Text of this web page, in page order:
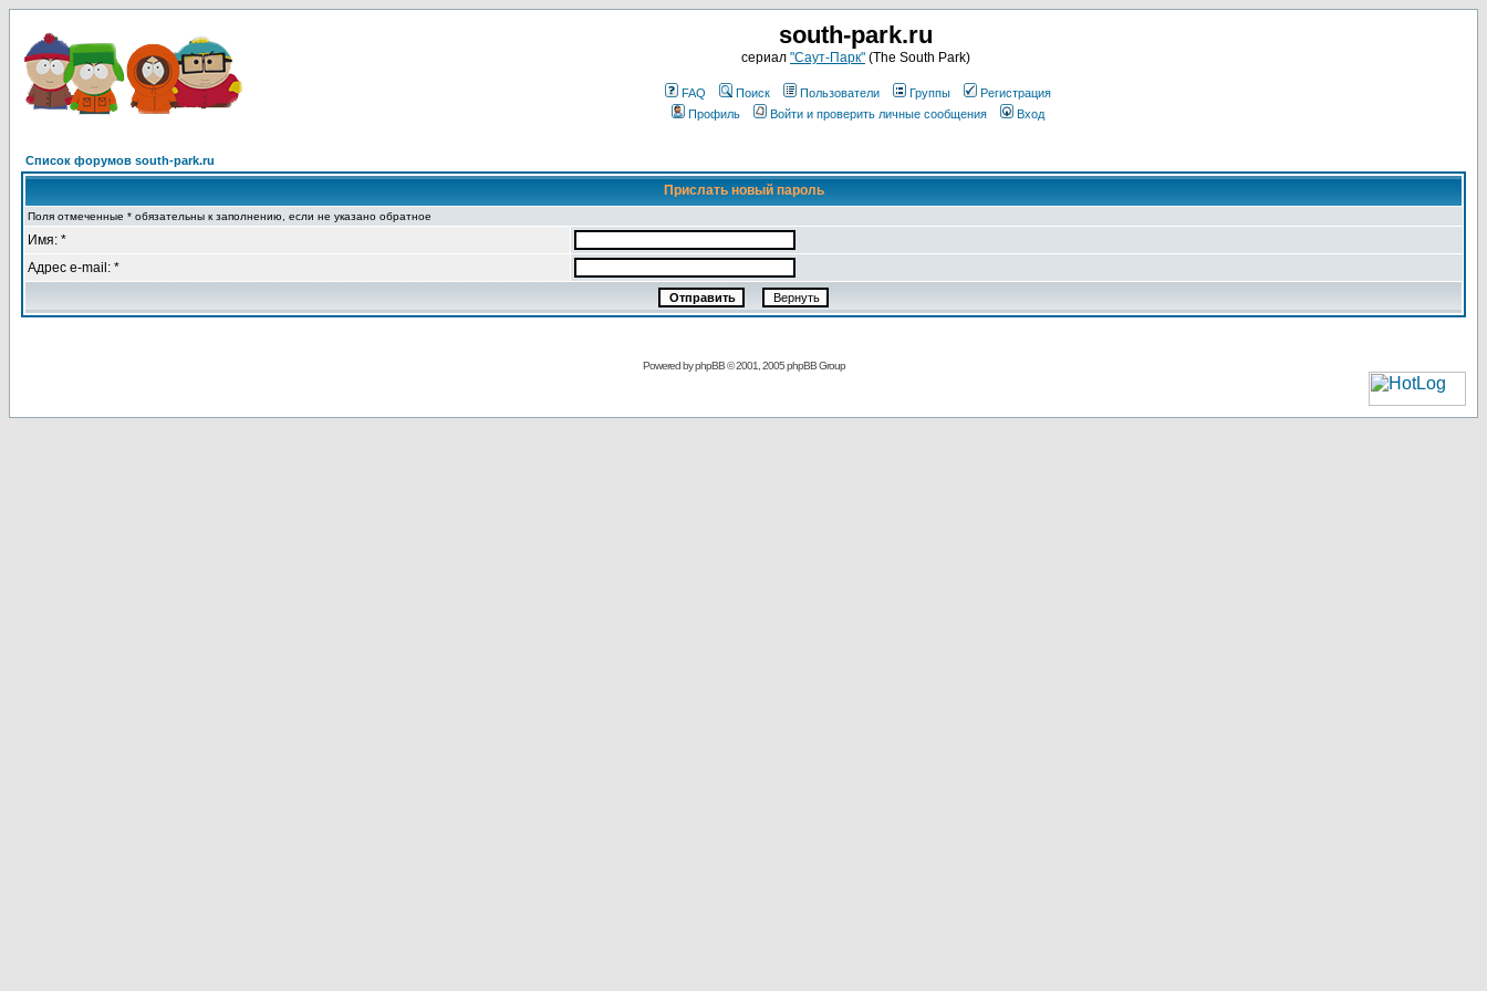
south-park.ru
сериал "Саут-Парк" (The South Park)
FAQ Поиск Пользователи Группы
Регистрация
Профиль
Войти и проверить личные сообщения Вход
Список форумов south-park.ru
Прислать новый пароль
Поля отмеченные * обязательны к заполнению, если не указано обратное
Имя: *
Адрес e-mail: *
Powered byphpBB© 2001, 2005 phpBB Group